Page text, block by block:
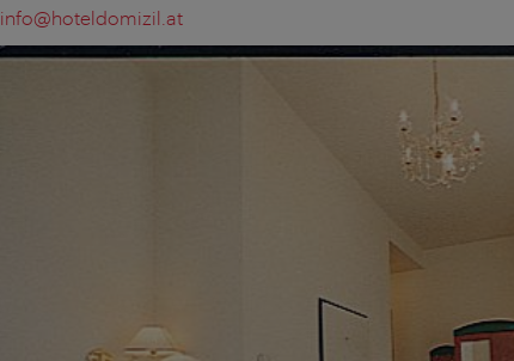
info@hoteldomizil.at